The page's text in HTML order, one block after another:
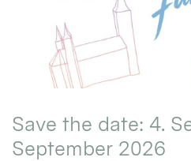
Save the date: 4.
September 2026